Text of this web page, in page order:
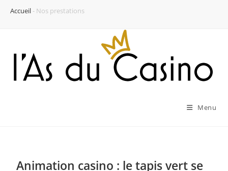
Accueil - Nos prestations
Menu
Animation casino : le tapis vert se